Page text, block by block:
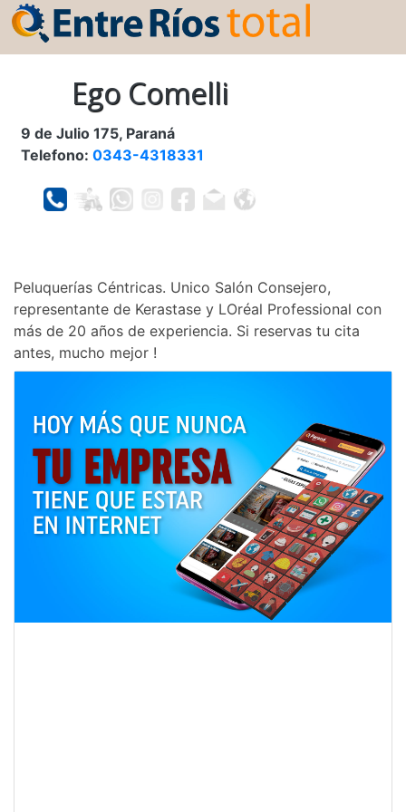
Ego Comelli
9 de Julio 175, Paraná
Telefono: 0343-4318331
Peluquerías Céntricas. Unico Salón Consejero,
representante de Kerastase y LOréal Professional con
más de 20 años de experiencia. Si reservas tu cita
antes, mucho mejor !